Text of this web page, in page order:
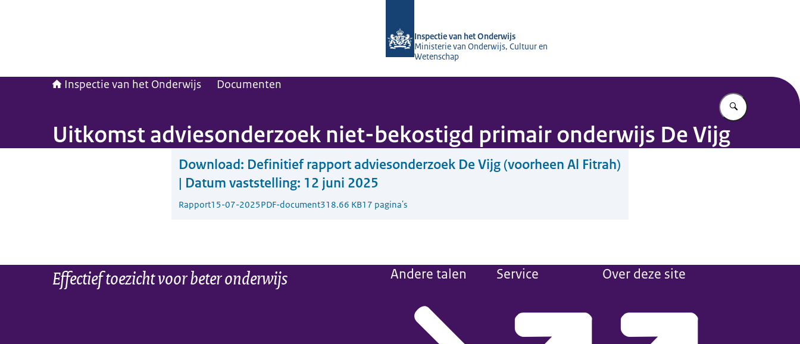
Inspectie van het Onderwijs
Ministerie van Onderwijs, Cultuur en
Wetenschap
Inspectie van het Onderwijs Documenten
Vul in wat u
Uitkomst adviesonderzoek niet-bekostigd primair onderwijs De Vijg
Download: Definitief rapport adviesonderzoek De Vijg (voorheen Al Fitrah)
| Datum vaststelling: 12 juni 2025
Rapport15-07-2025PDF-document318.66 KB17 pagina's
Effectief toezicht voor beter onderwijs Andere talen Service Over deze site